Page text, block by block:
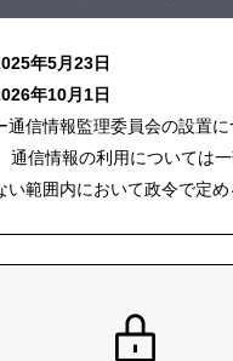
年5月23日
年10月1日
信情報監理委員会の設置
通信情報の利用については
い範囲内において政令で定め